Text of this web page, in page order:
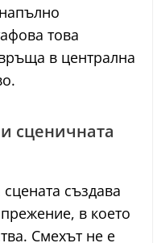
това
в централна
сценичната
създава
в което
Смехът не е